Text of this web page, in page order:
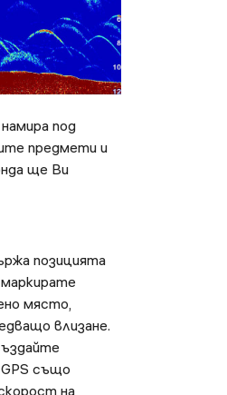
под
предмети и
ще Ви
позицията
място,
влизане.
също
на